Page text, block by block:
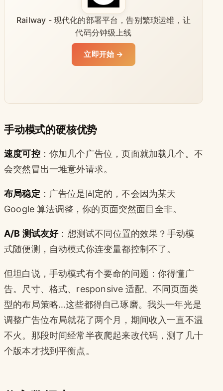
Railway - 现代化的部署平台，告别繁琐运维，让
代码分钟级上线
立即开始 →
手动模式的硬核优势
速度可控：你加几个广告位，页面就加载几个。不
会突然冒出一堆意外请求。
布局稳定 ：广告位是固定的，不会因为某天
Google 算法调整，你的页面突然面目全非。
A/B 测试友好：想测试不同位置的效果？手动模
式随便测，自动模式你连变量都控制不了。
但坦白说，手动模式有个要命的问题：你得懂广
告。尺寸、格式、responsive 适配、不同页面类
型的布局策略…这些都得自己琢磨。我头一年光是
调整广告位布局就花了两个月，期间收入一直不温
不火。那段时间经常半夜爬起来改代码，测了几十
个版本才找到平衡点。